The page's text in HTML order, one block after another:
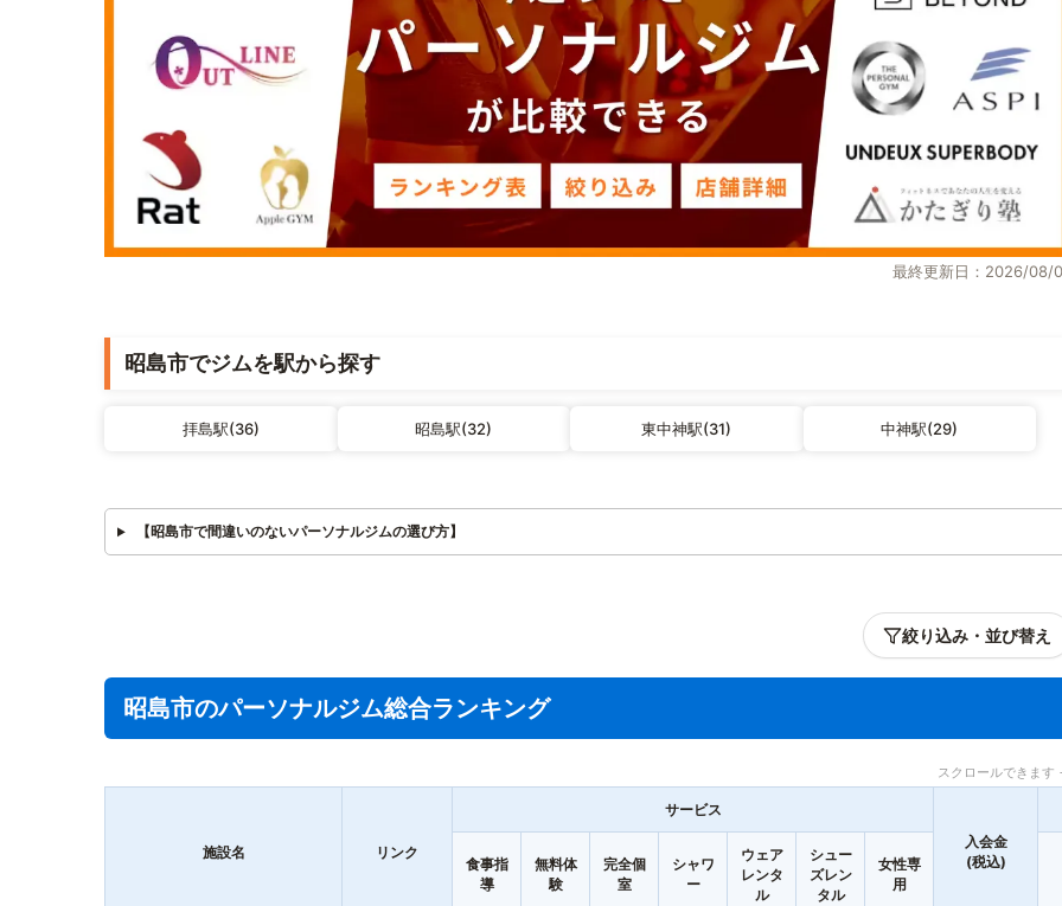
最終更新日：2026/08/
昭島市でジムを駅から探す
拝島駅(36) 昭島駅(32) 東中神駅(31) 中神駅(29)
【昭島市で間違いのないパーソナルジムの選び方】
絞り込み・並び替え
昭島市のパーソナルジム総合ランキング
スクロールできます
施設名 リンク
サービス
入会金
(税込)
食事指
導
無料体
験
完全個
室
シャワ
ー
ウェア
レンタ
ル
シュー
ズレン
タル
女性専
用